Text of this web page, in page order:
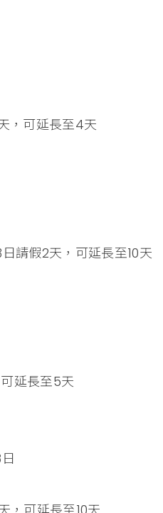
，可延長至4天
請假2天，可延長至10天
延長至5天